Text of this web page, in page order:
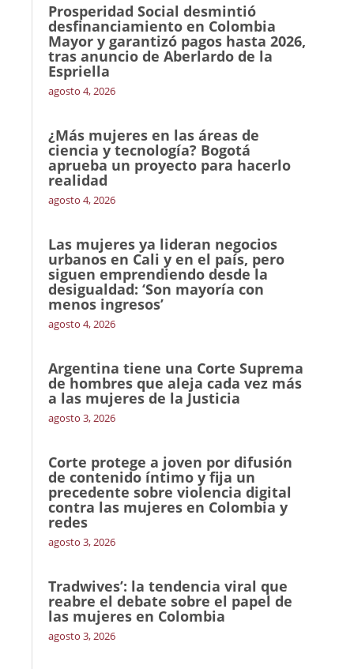
Prosperidad Social desmintió
desfinanciamiento en Colombia
Mayor y garantizó pagos hasta 2026,
tras anuncio de Aberlardo de la
Espriella
agosto 4, 2026
¿Más mujeres en las áreas de
ciencia y tecnología? Bogotá
aprueba un proyecto para hacerlo
realidad
agosto 4, 2026
Las mujeres ya lideran negocios
urbanos en Cali y en el país, pero
siguen emprendiendo desde la
desigualdad: ‘Son mayoría con
menos ingresos’
agosto 4, 2026
Argentina tiene una Corte Suprema
de hombres que aleja cada vez más
a las mujeres de la Justicia
agosto 3, 2026
Corte protege a joven por difusión
de contenido íntimo y fija un
precedente sobre violencia digital
contra las mujeres en Colombia y
redes
agosto 3, 2026
Tradwives’: la tendencia viral que
reabre el debate sobre el papel de
las mujeres en Colombia
agosto 3, 2026